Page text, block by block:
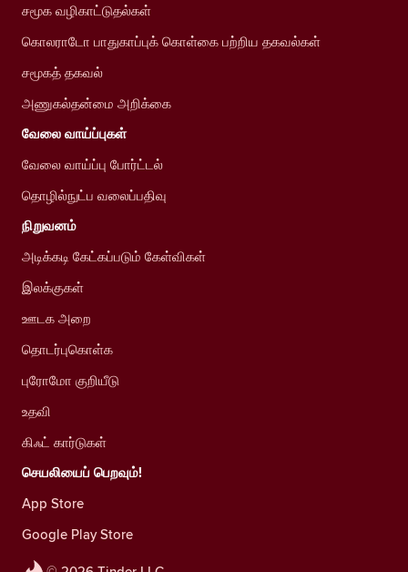
சமூக வழிகாட்டுதல்கள்
கொலராடோ பாதுகாப்புக் கொள்கை பற்றிய தகவல்கள்
சமூகத் தகவல்
அணுகல்தன்மை அறிக்கை
வேலை வாய்ப்புகள்
வேலை வாய்ப்பு போர்ட்டல்
தொழில்நுட்ப வலைப்பதிவு
நிறுவனம்
அடிக்கடி கேட்கப்படும் கேள்விகள்
இலக்குகள்
ஊடக அறை
தொடர்புகொள்க
புரோமோ குறியீடு
உதவி
கிஃட் கார்டுகள்
செயலியைப் பெறவும்!
App Store
Google Play Store